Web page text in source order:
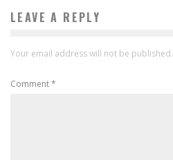
LEAVE A REPLY
Your email address will not be published.
Comment*